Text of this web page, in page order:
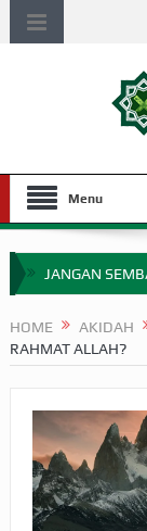
Menu
JANGAN
MIMPI YANG
SEBELUM TIBA
HAKIKAT
BAGAIMANA
HOME AKIDAH
RAHMAT ALLAH?